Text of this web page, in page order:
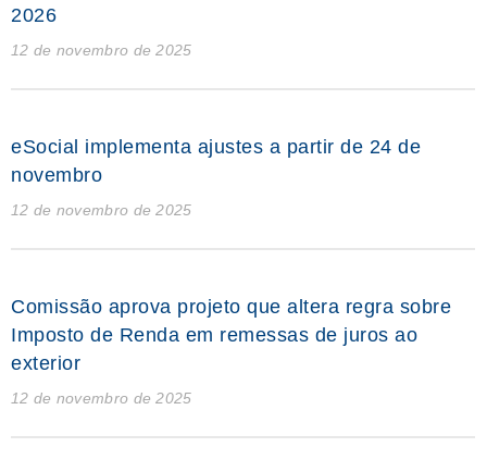
2026
12 de novembro de 2025
eSocial implementa ajustes a partir de 24 de
novembro
12 de novembro de 2025
Comissão aprova projeto que altera regra sobre
Imposto de Renda em remessas de juros ao
exterior
12 de novembro de 2025